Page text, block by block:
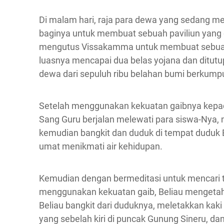
Di malam hari, raja para dewa yang sedang
baginya untuk membuat sebuah paviliun
mengutus Vissakamma untuk membuat
luasnya mencapai dua belas yojana dan
dewa dari sepuluh ribu belahan bumi
Setelah menggunakan kekuatan gaibnya
Sang Guru berjalan melewati para siswa-
kemudian bangkit dan duduk di tempat
umat menikmati air kehidupan.
Kemudian dengan bermeditasi untuk
menggunakan kekuatan gaib, Beliau
Beliau bangkit dari duduknya, meletakkan
yang sebelah kiri di puncak Gunung Sineru,